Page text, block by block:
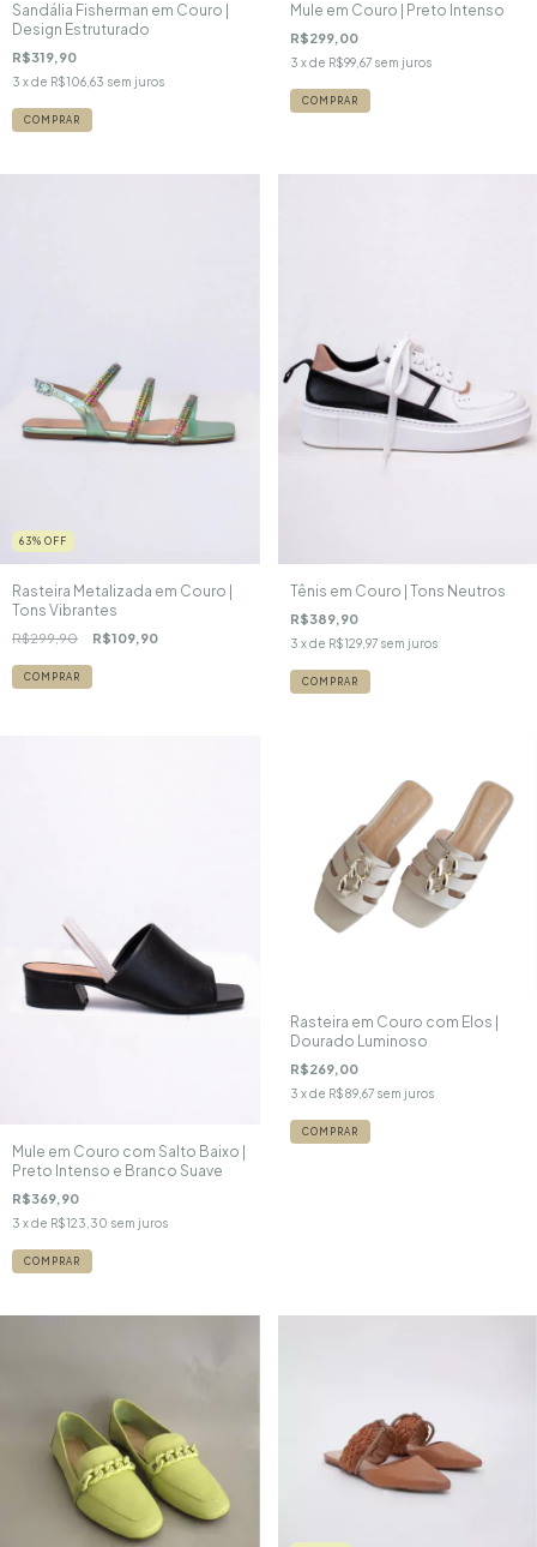
Sandália Fisherman em Couro |
Design Estruturado
R$319,90
3 x de R$106,63 sem juros
COMPRAR
Mule em Couro | Preto Intenso
R$299,00
3 x de R$99,67 sem juros
COMPRAR
63% OFF
Rasteira Metalizada em Couro |
Tons Vibrantes
R$299,90 R$109,90
COMPRAR
Tênis em Couro | Tons Neutros
R$389,90
3 x de R$129,97 sem juros
COMPRAR
Mule em Couro com Salto Baixo |
Preto Intenso e Branco Suave
R$369,90
3 x de R$123,30 sem juros
COMPRAR
Rasteira em Couro com Elos |
Dourado Luminoso
R$269,00
3 x de R$89,67 sem juros
COMPRAR